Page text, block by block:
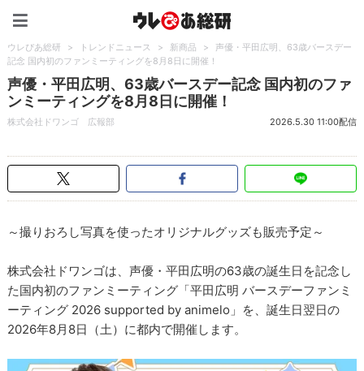
ウレぴあ総研 > トレンドニュース > 新商品 >
声優・平田広明、63歳バースデー
記念 国内初のファンミーティングを8月8日に開催！
声優・平田広明、63歳バースデー記念 国内初のファ
ンミーティングを8月8日に開催！
株式会社ドワンゴ 広報部 2026.5.30 11:00配信
～撮りおろし写真を使ったオリジナルグッズも販売予定～
株式会社ドワンゴは、声優・平田広明の63歳の誕生日を記念し
た国内初のファンミーティング「平田広明 バースデーファンミ
ーティング 2026 supported by animelo」を、誕生日翌日の
2026年8月8日（土）に都内で開催します。